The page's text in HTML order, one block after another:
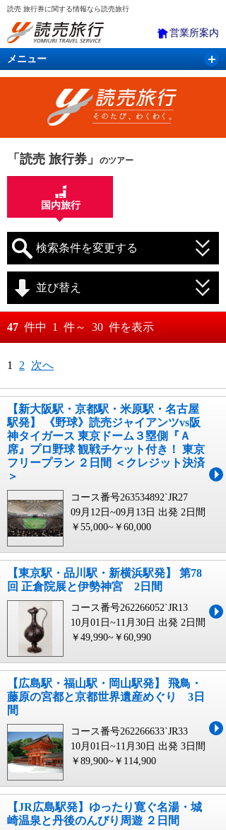
読売 旅行券に関する情報なら読売旅行
営業所案内
メニュー
国内旅行 バスツアー 海外旅行
「読売 旅行券」 のツアー
国内旅行
検索条件を変更する
月 日
並び替え
おすすめ順
料金が高い順
47 件中 1 件～ 30 件を表示
1 2 次へ
【新大阪駅・京都駅・米原駅・名古屋
駅発】 《野球》読売ジャイアンツvs阪
神タイガース 東京ドーム３塁側『Ａ
席』プロ野球 観戦チケット付き！ 東京
フリープラン ２日間 ＜クレジット決済
＞
コース番号263534892`JR27
09月12日~09月13日 出発 2日間
￥55,000~￥60,000
【東京駅・品川駅・新横浜駅発】 第78
回 正倉院展と伊勢神宮 2日間
コース番号262266052`JR13
10月01日~11月30日 出発 2日間
￥49,990~￥60,990
【広島駅・福山駅・岡山駅発】 飛鳥・
藤原の宮都と京都世界遺産めぐり 3日
間
コース番号262266633`JR33
10月01日~11月30日 出発 3日間
￥89,900~￥114,900
【JR広島駅発】ゆったり寛ぐ名湯・城
崎温泉と丹後のんびり周遊 ２日間